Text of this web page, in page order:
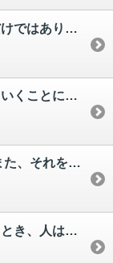
世界を動かすのは英雄の力だけではありません。 一人ひとりの小さなひと押しが集まることでも世界は動くのです。
人も知識を少しずつ習得していくことによって、ついには真珠のように光り輝く思考をもっているのだ。
世界は苦難に満ちている。 また、それを乗り越えることにも満ちている。
大学という学びの門をくぐるとき、人は最も大切な楽しみ（孤独、読書、想像に遊ぶ時間）を風にふかれる松の木とともに、外へ置いてこなくてはならない。